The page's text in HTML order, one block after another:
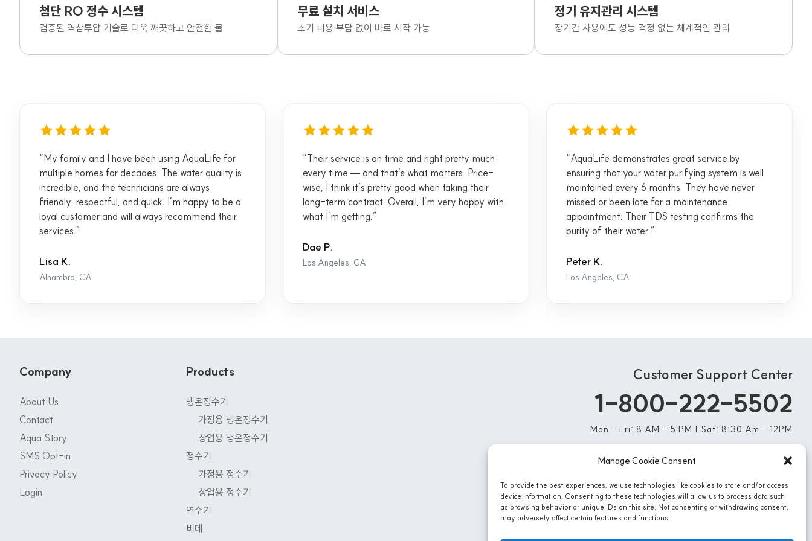
Manage Cookie Consent
To provide the best experiences, we use technologies like cookies to store and/or access
device information. Consenting to these technologies will allow us to process data such
as browsing behavior or unique IDs on this site. Not consenting or withdrawing consent,
may adversely affect certain features and functions.
첨단 RO 정수 시스템
검증된 역삼투압 기술로 더욱 깨끗하고 안전한 물
무료 설치 서비스
초기 비용 부담 없이 바로 시작 가능
정기 유지관리 시스템
장기간 사용에도 성능 걱정 없는 체계적인 관리
“My family and I have been using AquaLife for
multiple homes for decades. The water quality is
incredible, and the technicians are always
friendly, respectful, and quick. I’m happy to be a
loyal customer and will always recommend their
services.”
Lisa K.
Alhambra, CA
“Their service is on time and right pretty much
every time — and that’s what matters. Price-
wise, I think it’s pretty good when taking their
long-term contract. Overall, I’m very happy with
what I’m getting.”
Dae P.
Los Angeles, CA
“AquaLife demonstrates great service by
ensuring that your water purifying system is well
maintained every 6 months. They have never
missed or been late for a maintenance
appointment. Their TDS testing confirms the
purity of their water.”
Peter K.
Los Angeles, CA
Company
About Us
Contact
Aqua Story
SMS Opt-in
Privacy Policy
Login
Products
냉온정수기
가정용 냉온정수기
상업용 냉온정수기
정수기
가정용 정수기
상업용 정수기
연수기
비데
Customer Support Center
1-800-222-5502
Mon - Fri: 8 AM - 5 PM | Sat: 8:30 Am - 12PM